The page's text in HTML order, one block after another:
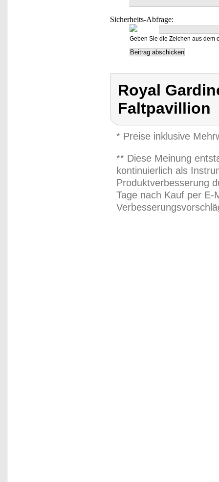
Sicherheits-Abfrage:
Geben Sie die Zeichen aus dem
Royal
Faltpavillion
* Preise inklusive
** Diese Meinung
kontinuierlich als
Produktverbesserung
Tage nach Kauf per E-